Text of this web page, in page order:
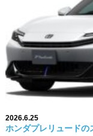
2026.6.25
ホンダプレリュードの